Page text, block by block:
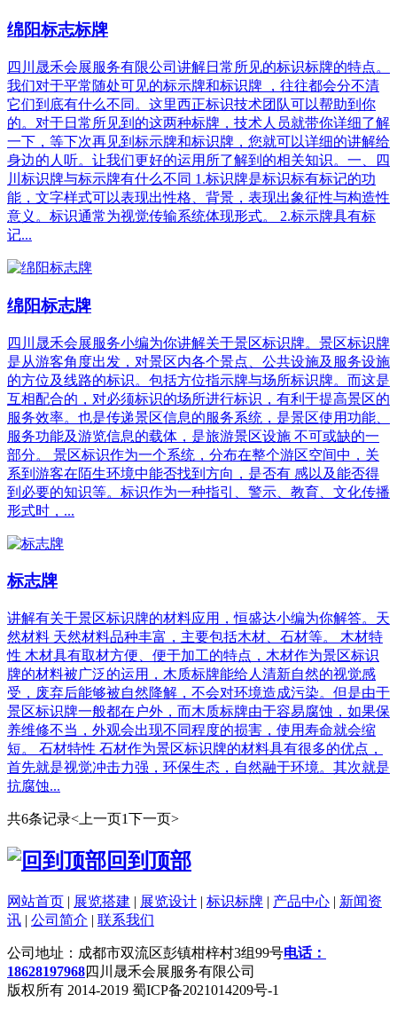
绵阳标志标牌
四川晟禾会展服务有限公司讲解日常所见的标识标牌的特点。
我们对于平常随处可见的标示牌和标识牌 ，往往都会分不清
它们到底有什么不同。这里西正标识技术团队可以帮助到你
的。对于日常所见到的这两种标牌，技术人员就带你详细了解
一下，等下次再见到标示牌和标识牌，您就可以详细的讲解给
身边的人听。让我们更好的运用所了解到的相关知识。一、四
川标识牌与标示牌有什么不同 1.标识牌是标识标有标记的功
能，文字样式可以表现出性格、背景，表现出象征性与构造性
意义。标识通常为视觉传输系统体现形式。 2.标示牌具有标
记...
绵阳标志牌
四川晟禾会展服务小编为你讲解关于景区标识牌。景区标识牌
是从游客角度出发，对景区内各个景点、公共设施及服务设施
的方位及线路的标识。包括方位指示牌与场所标识牌。而这是
互相配合的，对必须标识的场所进行标识，有利于提高景区的
服务效率。也是传递景区信息的服务系统，是景区使用功能、
服务功能及游览信息的载体，是旅游景区设施 不可或缺的一
部分。 景区标识作为一个系统，分布在整个游区空间中，关
系到游客在陌生环境中能否找到方向，是否有 感以及能否得
到必要的知识等。标识作为一种指引、警示、教育、文化传播
形式时，...
标志牌
讲解有关于景区标识牌的材料应用，恒盛达小编为你解答。天
然材料 天然材料品种丰富，主要包括木材、石材等。 木材特
性 木材具有取材方便、便于加工的特点，木材作为景区标识
牌的材料被广泛的运用，木质标牌能给人清新自然的视觉感
受，废弃后能够被自然降解，不会对环境造成污染。但是由于
景区标识牌一般都在户外，而木质标牌由于容易腐蚀，如果保
养维修不当，外观会出现不同程度的损害，使用寿命就会缩
短。 石材特性 石材作为景区标识牌的材料具有很多的优点，
首先就是视觉冲击力强，环保生态，自然融于环境。其次就是
抗腐蚀...
共6条记录<上一页1下一页>
回到顶部
网站首页 | 展览搭建 | 展览设计 | 标识标牌 | 产品中心 | 新闻资
讯 | 公司简介 | 联系我们
公司地址：成都市双流区彭镇柑梓村3组99号电话：
18628197968四川晟禾会展服务有限公司
版权所有 2014-2019 蜀ICP备2021014209号-1